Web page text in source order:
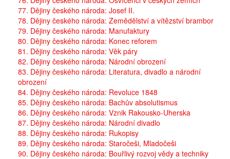
77. Dějiny českého národa: Josef II.
78. Dějiny českého národa: Zemědělství a vítězství brambor
79. Dějiny českého národa: Manufaktury
80. Dějiny českého národa: Konec reforem
81. Dějiny českého národa: Věk páry
82. Dějiny českého národa: Národní obrození
83. Dějiny českého národa: Literatura, divadlo a národní
obrození
84. Dějiny českého národa: Revoluce 1848
85. Dějiny českého národa: Bachův absolutismus
86. Dějiny českého národa: Vznik Rakousko-Uherska
87. Dějiny českého národa: Národní divadlo
88. Dějiny českého národa: Rukopisy
89. Dějiny českého národa: Staročeši, Mladočeši
90. Dějiny českého národa: Bouřlivý rozvoj vědy a techniky